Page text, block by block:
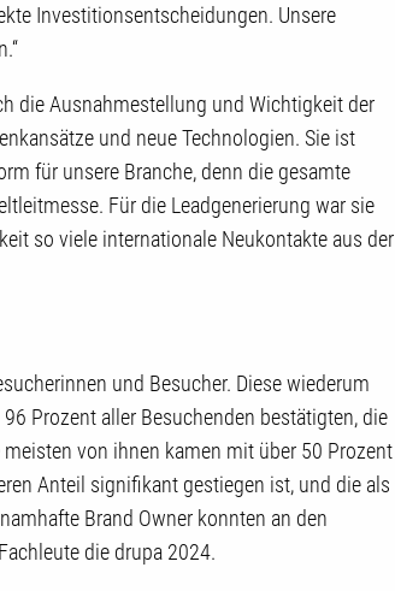
Investitionsentscheidungen. Unsere
die Ausnahmestellung und Wichtigkeit der
und neue Technologien. Sie ist
für unsere Branche, denn die gesamte
Für die Leadgenerierung war sie
so viele internationale Neukontakte aus der
und Besucher. Diese wiederum
Prozent aller Besuchenden bestätigten, die
von ihnen kamen mit über 50 Prozent
Anteil signifikant gestiegen ist, und die als
Brand Owner konnten an den
die drupa 2024.